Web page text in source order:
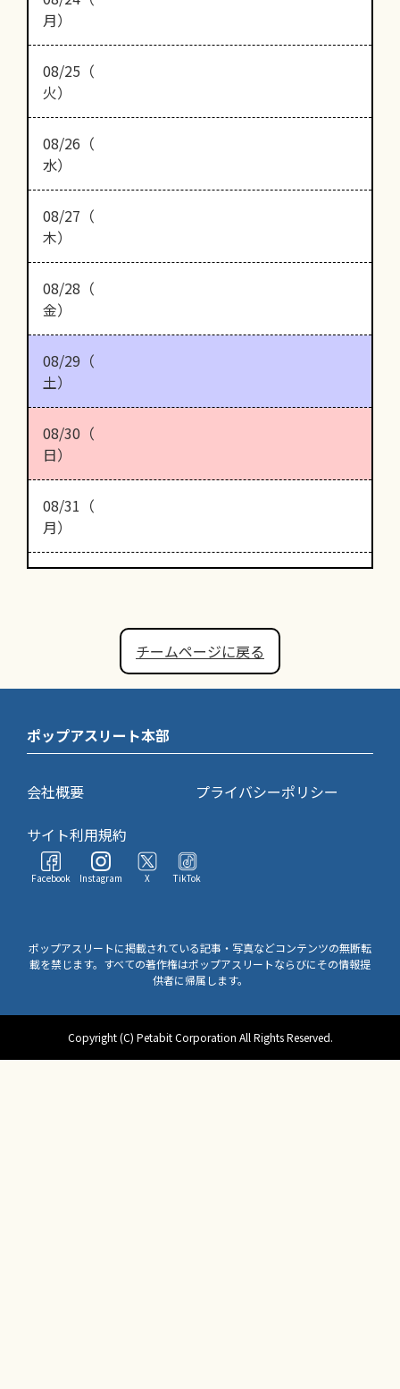
月）
08/25（
火）
08/26（
水）
08/27（
木）
08/28（
金）
08/29（
土）
08/30（
日）
08/31（
月）
チームページに戻る
ポップアスリート本部
会社概要
プライバシーポリシー
サイト利用規約
Facebook Instagram X TikTok
ポップアスリートに掲載されている記事・写真などコンテンツの無断転
載を禁じます。すべての著作権はポップアスリートならびにその情報提
供者に帰属します。
Copyright (C) Petabit Corporation All Rights Reserved.